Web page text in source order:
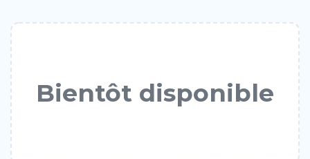
Bientôt disponible